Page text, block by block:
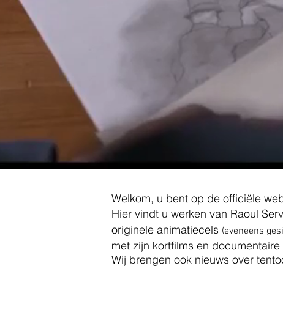
Welkom, u bent op de officiële
Hier vindt u werken van Raoul
originele animatiecels (eveneens
met zijn kortfilms en
Wij brengen ook nieuws over